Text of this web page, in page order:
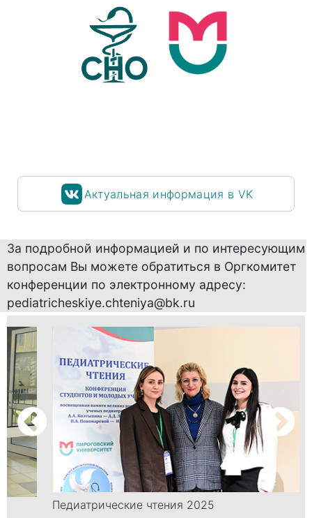
Актуальная информация в VK
За подробной информацией и по интересующим
вопросам Вы можете обратиться в Оргкомитет
конференции по электронному адресу:
pediatricheskiye.chteniya@bk.ru
Педиатрические чтения 2025